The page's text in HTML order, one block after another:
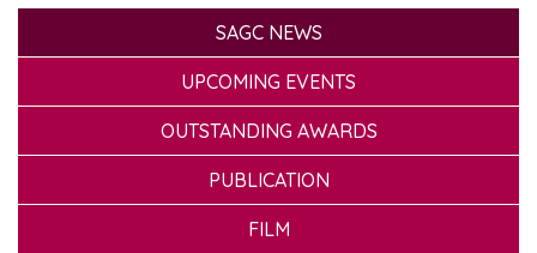
SAGC NEWS
UPCOMING EVENTS
OUTSTANDING AWARDS
PUBLICATION
FILM